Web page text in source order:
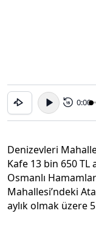
15 0:00
Denizevleri
Kafe 13 bin 650 TL
Osmanlı
Mahallesi’ndeki
aylık olmak üzere